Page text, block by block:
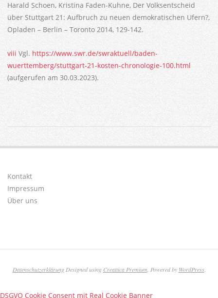
Harald Schoen, Kristina Faden-Kuhne, Der Volksentscheid
über Stuttgart 21: Aufbruch zu neuen demokratischen Ufern?,
Opladen – Berlin – Toronto 2014, 129-142.
viii Vgl. https://www.swr.de/swraktuell/baden-
wuerttemberg/stuttgart-21-kosten-chronologie-100.html
(aufgerufen am 30.03.2023).
06-
Kontakt
Impressum
Über uns
DatenschutzerklärungDesigned using Creattica Premium . Powered by WordPress.
DSGVO Cookie Consent mit Real Cookie Banner